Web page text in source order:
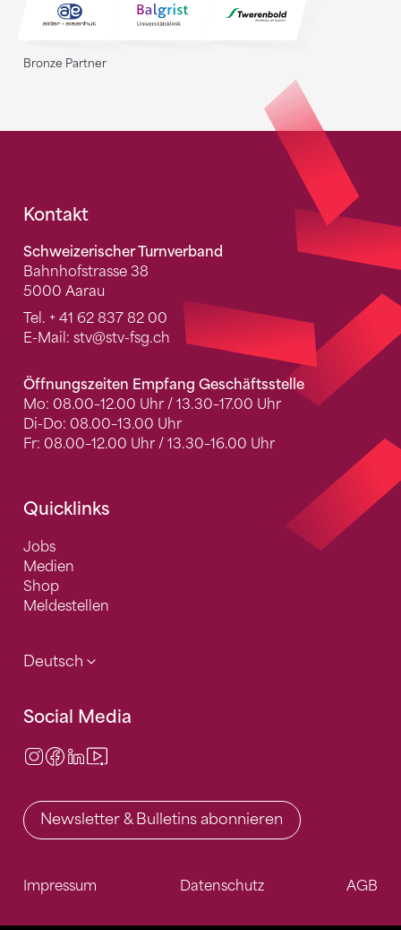
Bronze Partner
Fusszeile
Kontakt
Schweizerischer Turnverband
Bahnhofstrasse 38
5000 Aarau
Tel. + 41 62 837 82 00
E-Mail: stv@stv-fsg.ch
Öffnungszeiten Empfang Geschäftsstelle
Mo: 08.00–12.00 Uhr / 13.30–17.00 Uhr
Di-Do: 08.00–13.00 Uhr
Fr: 08.00–12.00 Uhr / 13.30–16.00 Uhr
Quicklinks
Jobs
Medien
Shop
Meldestellen
Deutsch
Social Media
Instagram
Facebook
LinkedIn
Newsletter & Bulletins abonnieren
Impressum Datenschutz AGB